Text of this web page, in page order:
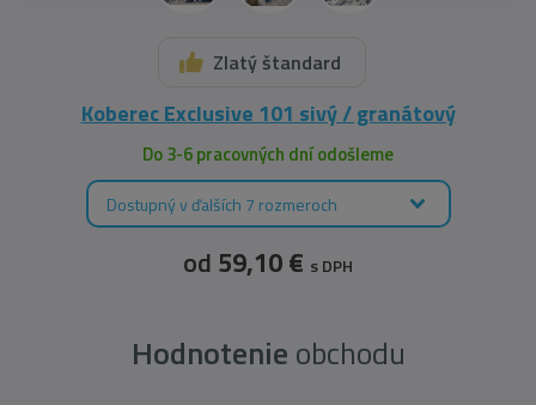
Zlatý štandard
Koberec Exclusive 101 sivý / granátový
Do 3-6 pracovných dní odošleme
Dostupný v ďalších 7 rozmeroch
od 59,10 € s DPH
Hodnotenie obchodu